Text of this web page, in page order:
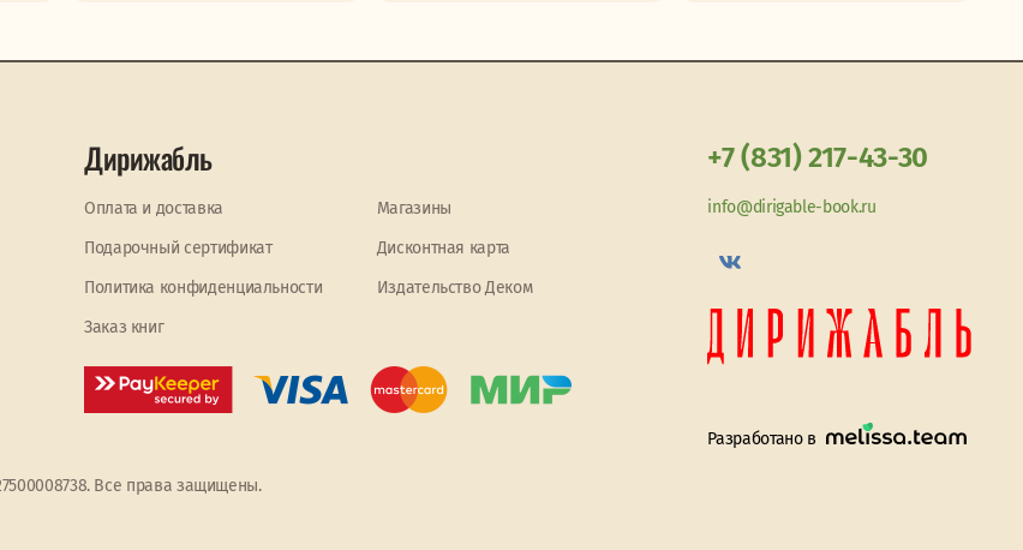
Дирижабль
Оплата и доставка
Магазины
Подарочный сертификат
Дисконтная карта
Политика конфиденциальности
Издательство Деком
Заказ книг
+7 (831) 217-43-30
info@dirigable-book.ru
Разработано в
Все права защищены.